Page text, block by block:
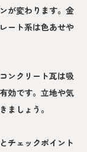
が変わります。金
ート系は色あせや
ンクリート瓦は吸
効です。立地や気
ましょう。
チェックポイント